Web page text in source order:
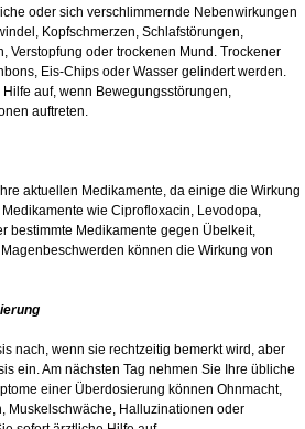
oder sich verschlimmernde Nebenwirkungen
Kopfschmerzen, Schlafstörungen,
Verstopfung oder trockenen Mund. Trockener
Eis-Chips oder Wasser gelindert werden.
auf, wenn Bewegungsstörungen,
auftreten.
aktuellen Medikamente, da einige die Wirkung
wie Ciprofloxacin, Levodopa,
bestimmte Medikamente gegen Übelkeit,
können die Wirkung von
nach, wenn sie rechtzeitig bemerkt wird, aber
ein. Am nächsten Tag nehmen Sie Ihre übliche
einer Überdosierung können Ohnmacht,
Muskelschwäche, Halluzinationen oder